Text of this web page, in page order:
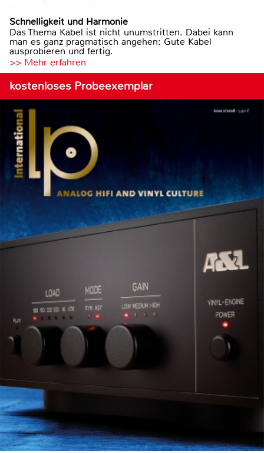
Schnelligkeit und Harmonie
Das Thema Kabel ist nicht unumstritten. Dabei kann
man es ganz pragmatisch angehen: Gute Kabel
ausprobieren und fertig.
>> Mehr erfahren
kostenloses Probeexemplar